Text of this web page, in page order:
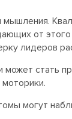
мышления.
от
лидеров
стать
могут